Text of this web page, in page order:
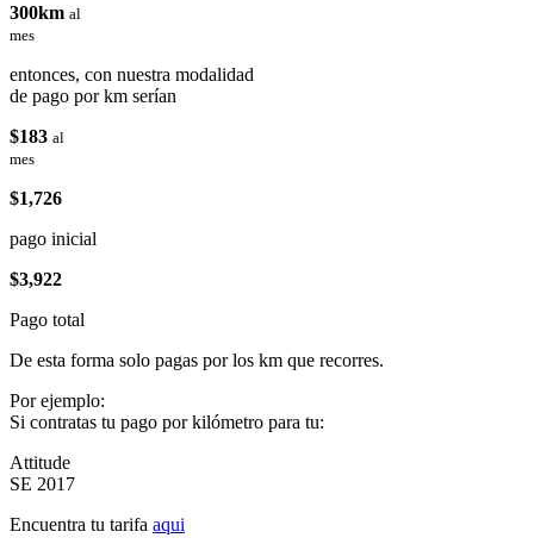
300km al
mes
entonces, con nuestra modalidad
de pago por km serían
$183 al
mes
$1,726
pago inicial
$3,922
Pago total
De esta forma solo pagas por los km que recorres.
Por ejemplo:
Si contratas tu pago por kilómetro para tu:
Attitude
SE 2017
Encuentra tu tarifa aqui